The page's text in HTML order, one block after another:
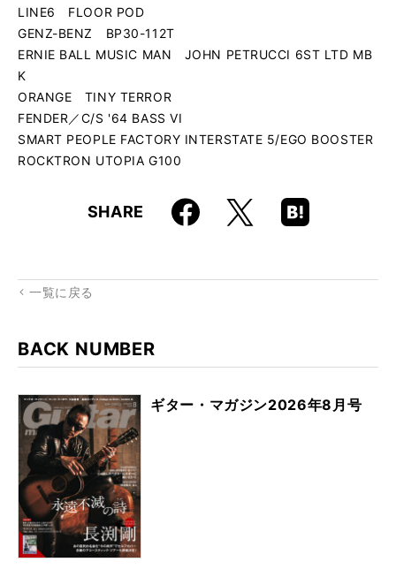
LINE6 FLOOR POD
GENZ-BENZ BP30-112T
ERNIE BALL MUSIC MAN JOHN PETRUCCI 6ST LTD MB
K
ORANGE TINY TERROR
FENDER／C/S '64 BASS VI
SMART PEOPLE FACTORY INTERSTATE 5/EGO BOOSTER
ROCKTRON UTOPIA G100
SHARE Faceboo
k
X
Hatena
Boo
一覧に戻る
BACK NUMBER
ギター・マガジン2026年8月号